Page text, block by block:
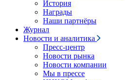
История
Награды
Наши партнёры
Журнал
Новости и аналитика
Пресс-центр
Новости рынка
Новости компании
Мы в прессе